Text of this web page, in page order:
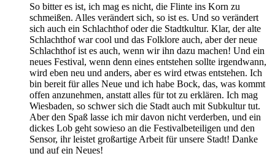
So bitter es ist, ich mag es nicht, die Flinte ins Korn zu
schmeißen. Alles verändert sich, so ist es. Und so verändert
sich auch ein Schlachthof oder die Stadtkultur. Klar, der alte
Schlachthof war cool und das Folklore auch, aber der neue
Schlachthof ist es auch, wenn wir ihn dazu machen! Und ein
neues Festival, wenn denn eines entstehen sollte irgendwann,
wird eben neu und anders, aber es wird etwas entstehen. Ich
bin bereit für alles Neue und ich habe Bock, das, was kommt
offen anzunehmen, anstatt alles für tot zu erklären. Ich mag
Wiesbaden, so schwer sich die Stadt auch mit Subkultur tut.
Aber den Spaß lasse ich mir davon nicht verderben, und ein
dickes Lob geht sowieso an die Festivalbeteiligen und den
Sensor, ihr leistet großartige Arbeit für unsere Stadt! Danke
und auf ein Neues!